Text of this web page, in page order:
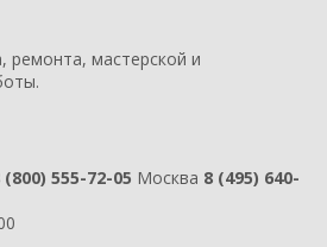
ремонта, мастерской и
(800) 555-72-05 Москва 8 (495) 640-